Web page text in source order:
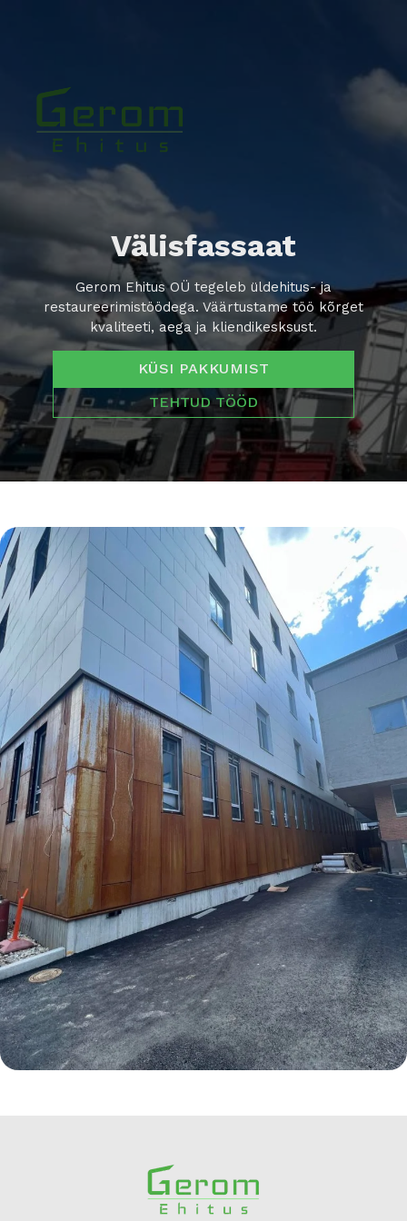
Välisfassaat
Gerom Ehitus OÜ tegeleb üldehitus- ja
restaureerimistöödega. Väärtustame töö kõrget
kvaliteeti, aega ja kliendikesksust.
KÜSI PAKKUMIST
TEHTUD TÖÖD